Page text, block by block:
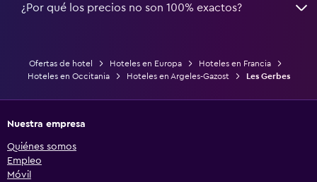
¿Por qué los precios no son 100% exactos?
Ofertas de hotel Hoteles en Europa
Hoteles en Francia
Hoteles en Occitania
Hoteles en Argeles-Gazost Les Gerbes
Nuestra empresa
Quiénes somos
Empleo
Móvil